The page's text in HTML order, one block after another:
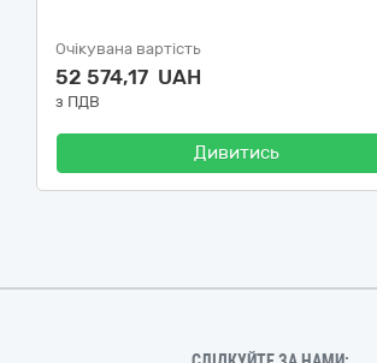
Очікувана вартість
52 574,17 UAH
з ПДВ
Дивитись